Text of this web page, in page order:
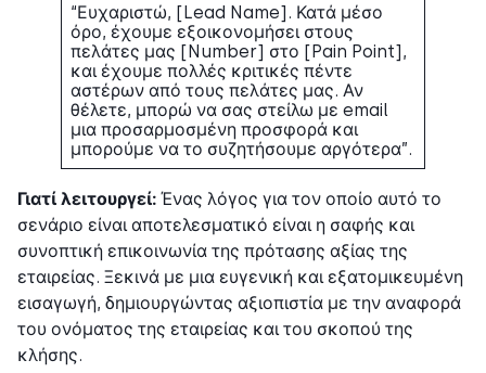
“Ευχαριστώ, [Lead Name]. Κατά μέσο
όρο, έχουμε εξοικονομήσει στους
πελάτες μας [Number] στο [Pain Point],
και έχουμε πολλές κριτικές πέντε
αστέρων από τους πελάτες μας. Αν
θέλετε, μπορώ να σας στείλω με email
μια προσαρμοσμένη προσφορά και
μπορούμε να το συζητήσουμε αργότερα”.
Γιατί λειτουργεί: Ένας λόγος για τον οποίο αυτό το
σενάριο είναι αποτελεσματικό είναι η σαφής και
συνοπτική επικοινωνία της πρότασης αξίας της
εταιρείας. Ξεκινά με μια ευγενική και εξατομικευμένη
εισαγωγή, δημιουργώντας αξιοπιστία με την αναφορά
του ονόματος της εταιρείας και του σκοπού της
κλήσης.